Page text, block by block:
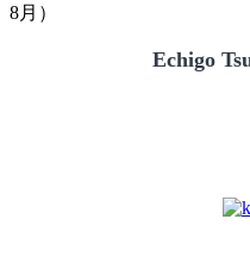
8月）
Echigo